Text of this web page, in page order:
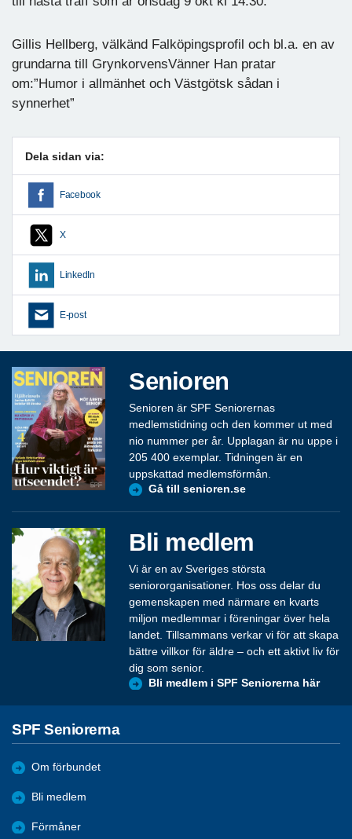
Gillis Hellberg, välkänd Falköpingsprofil och bl.a. en av
grundarna till GrynkorvensVänner Han pratar
om:”Humor i allmänhet och Västgötsk sådan i
synnerhet”
Dela sidan via:
Facebook
X
LinkedIn
E-post
Senioren
Senioren är SPF Seniorernas
medlemstidning och den kommer ut med
nio nummer per år. Upplagan är nu uppe i
205 400 exemplar. Tidningen är en
uppskattad medlemsförmån.
Gå till senioren.se
Bli medlem
Vi är en av Sveriges största
seniororganisationer. Hos oss delar du
gemenskapen med närmare en kvarts
miljon medlemmar i föreningar över hela
landet. Tillsammans verkar vi för att skapa
bättre villkor för äldre – och ett aktivt liv för
dig som senior.
Bli medlem i SPF Seniorerna här
SPF Seniorerna
Om förbundet
Bli medlem
Förmåner